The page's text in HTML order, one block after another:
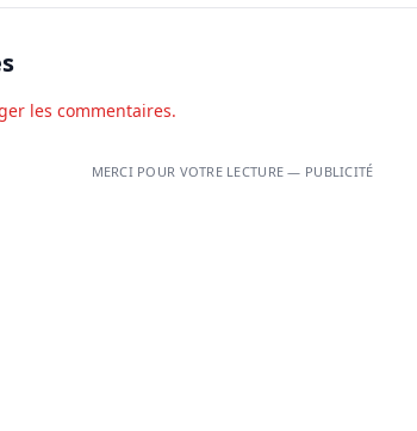
les commentaires.
MERCI POUR VOTRE LECTURE — PUBLICITÉ